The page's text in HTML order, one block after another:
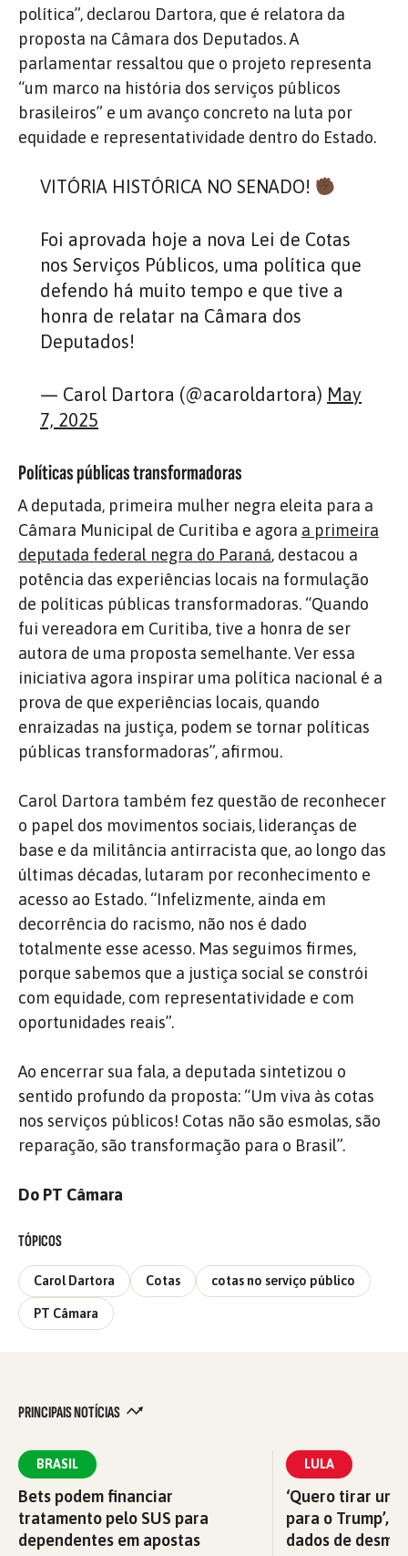
política”, declarou Dartora, que é relatora da
proposta na Câmara dos Deputados. A
parlamentar ressaltou que o projeto representa
“um marco na história dos serviços públicos
brasileiros” e um avanço concreto na luta por
equidade e representatividade dentro do Estado.
VITÓRIA HISTÓRICA NO SENADO!
Foi aprovada hoje a nova Lei de Cotas
nos Serviços Públicos, uma política que
defendo há muito tempo e que tive a
honra de relatar na Câmara dos
Deputados!
— Carol Dartora (@acaroldartora) May
7, 2025
Políticas públicas transformadoras
A deputada, primeira mulher negra eleita para a
Câmara Municipal de Curitiba e agora a primeira
deputada federal negra do Paraná, destacou a
potência das experiências locais na formulação
de políticas públicas transformadoras. “Quando
fui vereadora em Curitiba, tive a honra de ser
autora de uma proposta semelhante. Ver essa
iniciativa agora inspirar uma política nacional é a
prova de que experiências locais, quando
enraizadas na justiça, podem se tornar políticas
públicas transformadoras”, afirmou.
Carol Dartora também fez questão de reconhecer
o papel dos movimentos sociais, lideranças de
base e da militância antirracista que, ao longo das
últimas décadas, lutaram por reconhecimento e
acesso ao Estado. “Infelizmente, ainda em
decorrência do racismo, não nos é dado
totalmente esse acesso. Mas seguimos firmes,
porque sabemos que a justiça social se constrói
com equidade, com representatividade e com
oportunidades reais”.
Ao encerrar sua fala, a deputada sintetizou o
sentido profundo da proposta: “Um viva às cotas
nos serviços públicos! Cotas não são esmolas, são
reparação, são transformação para o Brasil”.
Do PT Câmara
TÓPICOS
Carol Dartora Cotas cotas no serviço público
PT Câmara
PRINCIPAIS NOTÍCIAS
BRASIL
Bets podem financiar
tratamento pelo SUS para
dependentes em apostas
LULA
‘Quero tirar
para o Trump’,
dados de